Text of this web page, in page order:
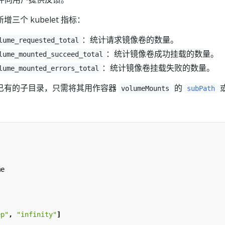
三个 kubelet 指标：
：统计请求镜像卷的数量。
：统计镜像卷成功挂载的数量。
：统计镜像卷挂载失败的数量。
有的子目录，只需将其用作容器 volumeMounts 的 subPath
, "infinity"]